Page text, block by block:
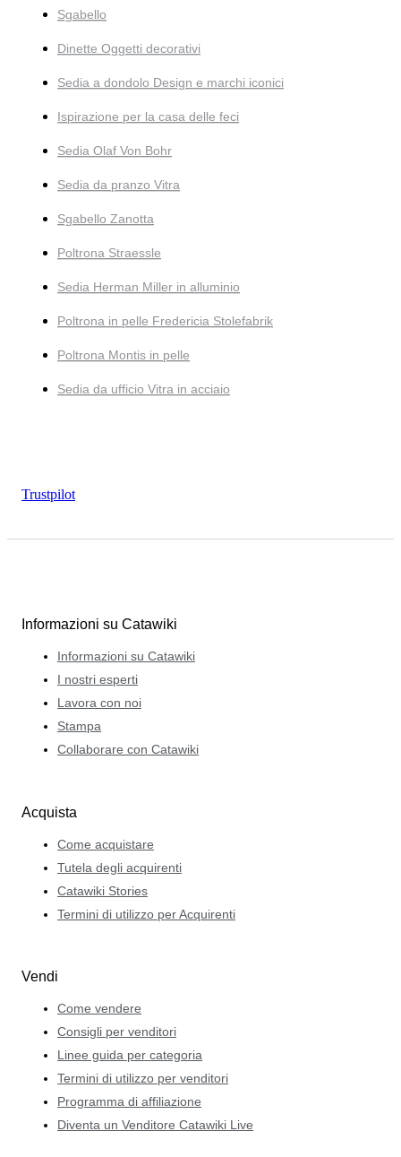
Sgabello
Dinette Oggetti decorativi
Sedia a dondolo Design e marchi iconici
Ispirazione per la casa delle feci
Sedia Olaf Von Bohr
Sedia da pranzo Vitra
Sgabello Zanotta
Poltrona Straessle
Sedia Herman Miller in alluminio
Poltrona in pelle Fredericia Stolefabrik
Poltrona Montis in pelle
Sedia da ufficio Vitra in acciaio
Trustpilot
Informazioni su Catawiki
Informazioni su Catawiki
I nostri esperti
Lavora con noi
Stampa
Collaborare con Catawiki
Acquista
Come acquistare
Tutela degli acquirenti
Catawiki Stories
Termini di utilizzo per Acquirenti
Vendi
Come vendere
Consigli per venditori
Linee guida per categoria
Termini di utilizzo per venditori
Programma di affiliazione
Diventa un Venditore Catawiki Live